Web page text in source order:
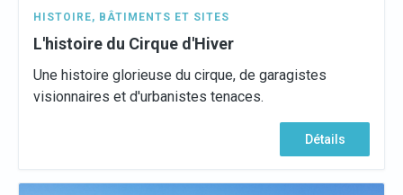
HISTOIRE, BÂTIMENTS ET SITES
L'histoire du Cirque d'Hiver
Une histoire glorieuse du cirque, de garagistes
visionnaires et d'urbanistes tenaces.
Détails